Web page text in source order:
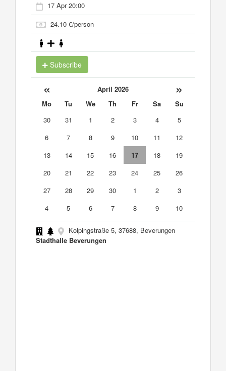
17 Apr 20:00
24.10 €/person
Subscribe
« April 2026 »
Mo Tu We Th Fr Sa
Su
30
31 1 2 3 4
5
6
7 8 9 10 11
12
13
14 15 16 17 18
19
20
21 22 23 24 25
26
27
28 29 30 1 2
3
4
5 6 7 8 9 10
Kolpingstraße 5, 37688, Beverungen
Stadthalle Beverungen